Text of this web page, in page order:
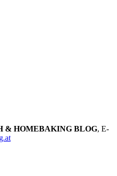
& HOMEBAKING BLOG, E-